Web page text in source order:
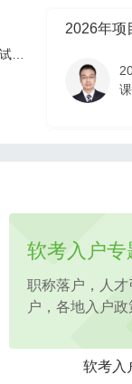
项目管理认证PM®和信息系统项目管理师考试的区别
2026年项
软考入户专
职称落户，人
户，各地入户
软考入